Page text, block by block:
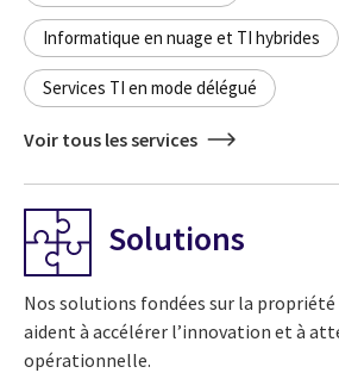
Informatique en nuage et TI hybrides
Services TI en mode délégué
Voir tous les services
Solutions
Nos solutions fondées sur la
aident à accélérer l’innovation et à
opérationnelle.